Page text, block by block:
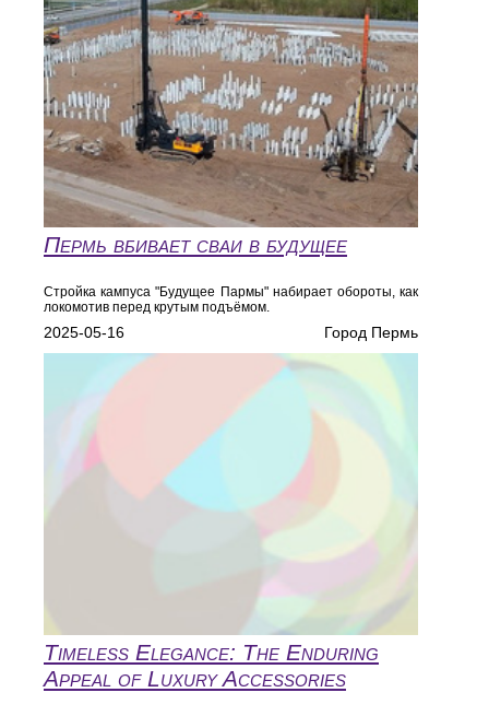
Пермь вбивает сваи в будущее
Стройка кампуса "Будущее Пармы" набирает обороты, как
локомотив перед крутым подъёмом.
2025-05-16 Город Пермь
Timeless Elegance: The Enduring
Appeal of Luxury Accessories